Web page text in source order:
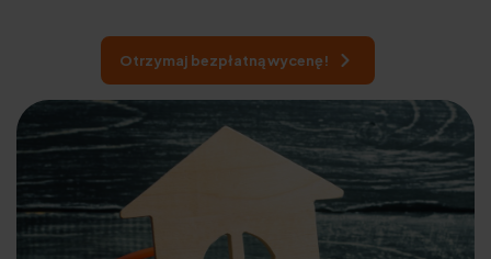
Otrzymaj bezpłatną wycenę!